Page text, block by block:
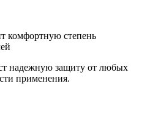
комфортную степень
надежную защиту от любых
применения.